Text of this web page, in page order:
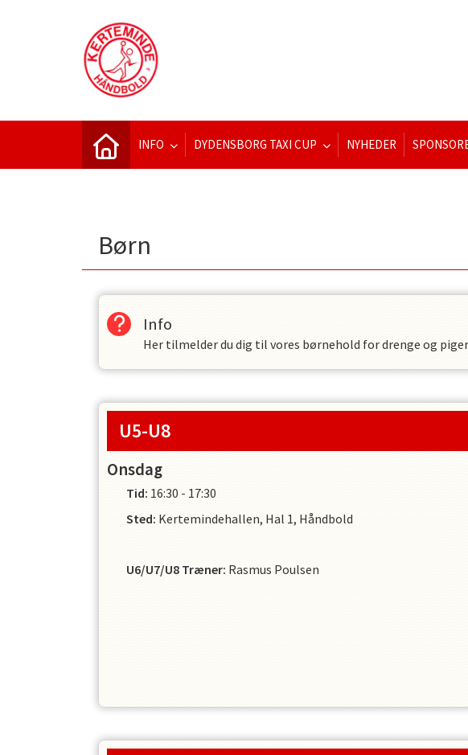
INFO DYDENSBORG TAXI CUP NYHEDER
Børn
Info
Her tilmelder du dig til vores børnehold for drenge og
U5-U8
Onsdag
Tid: 16:30 - 17:30
Sted: Kertemindehallen, Hal 1, Håndbold
U6/U7/U8 Træner: Rasmus Poulsen